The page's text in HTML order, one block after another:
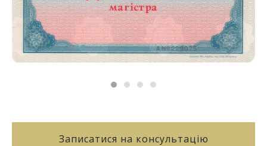
Записатися на консультацію